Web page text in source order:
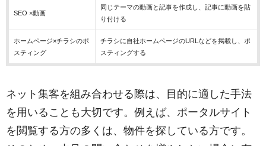
SEO ×動画
同じテーマの動画と記事を作成し、記事に動画を貼
り付ける
ホームページ×チラシのポ
スティング
チラシに自社ホームページのURLなどを掲載し、ポ
スティングする
ネット集客を組み合わせる際は、目的に適した手法
を用いることも大切です。例えば、ポータルサイト
を閲覧する方の多くは、物件を探している方です。